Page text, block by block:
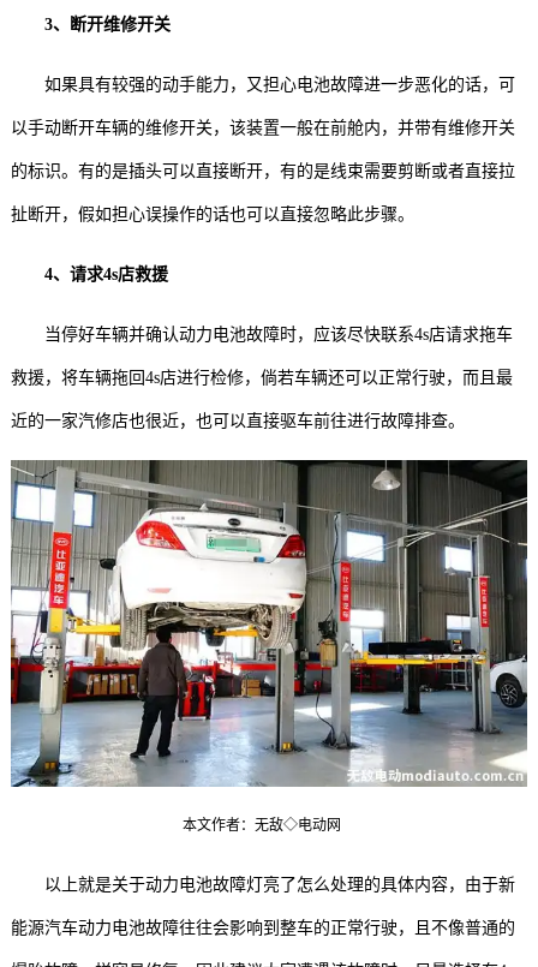
3、断开维修开关
如果具有较强的动手能力，又担心电池故障进一步恶化的话，可
以手动断开车辆的维修开关，该装置一般在前舱内，并带有维修开关
的标识。有的是插头可以直接断开，有的是线束需要剪断或者直接拉
扯断开，假如担心误操作的话也可以直接忽略此步骤。
4、请求4s店救援
当停好车辆并确认动力电池故障时，应该尽快联系4s店请求拖车
救援，将车辆拖回4s店进行检修，倘若车辆还可以正常行驶，而且最
近的一家汽修店也很近，也可以直接驱车前往进行故障排查。
本文作者：无敌◇电动网
以上就是关于动力电池故障灯亮了怎么处理的具体内容，由于新
能源汽车动力电池故障往往会影响到整车的正常行驶，且不像普通的